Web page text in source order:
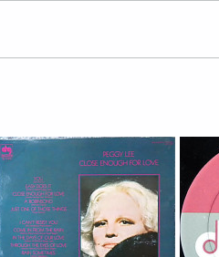
Peggy Lee – Peggy Lee –